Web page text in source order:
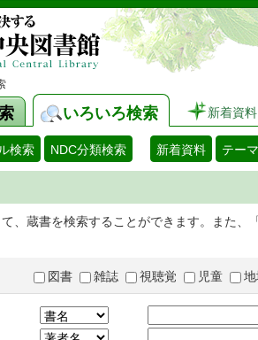
いろいろ検索 新着資料
検索 NDC分類検索 新着資料 テー
、蔵書を検索することができます。また
図書 雑誌 視聴覚 児童